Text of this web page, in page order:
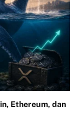
Ethereum, dan